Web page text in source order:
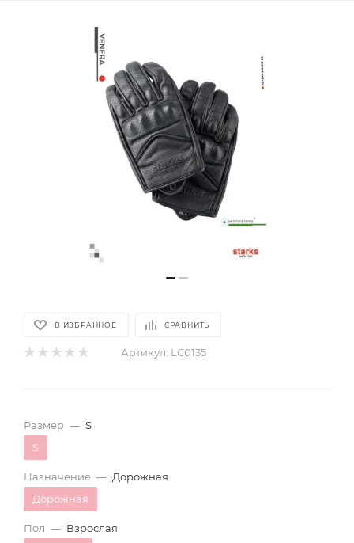
В ИЗБРАННОЕ СРАВНИТЬ
Артикул: LC0135
Размер — S
S
Назначение — Дорожная
Дорожная
Пол — Взрослая